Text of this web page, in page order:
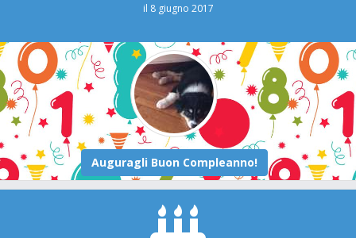
il 8 giugno 2017